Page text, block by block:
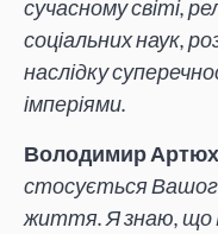
сучасному світі,
соціальних наук,
наслідку
імперіями.
Володимир
стосується
життя. Я знаю, що